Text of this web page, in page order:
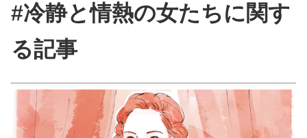
特集記事
DRESS部活
ライフスタイル
#冷静と情熱の女たちに関す
る記事